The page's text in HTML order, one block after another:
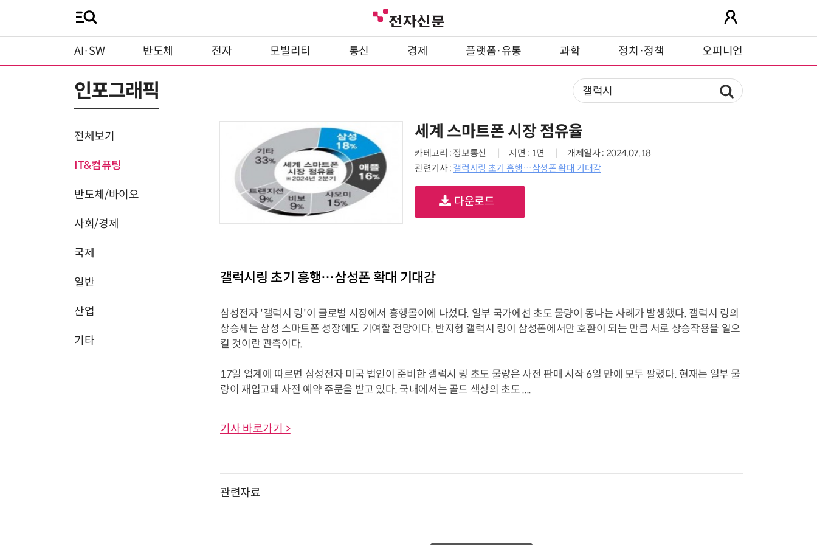
AI·SW 반도체 전자 모빌리티 통신 경제 플랫폼·유통 과학 정치·정책 오피니언
인포그래픽
전체보기
IT&컴퓨팅
반도체/바이오
사회/경제
국제
일반
산업
기타
세계 스마트폰 시장 점유율
카테고리 : 정보통신 지면 : 1면
개제일자 : 2024.07.18
관련기사 : 갤럭시링 초기 흥행…삼성폰 확대 기대감
다운로드
갤럭시링 초기 흥행…삼성폰 확대 기대감
삼성전자 '갤럭시 링'이 글로벌 시장에서 흥행몰이에 나섰다. 일부 국가에선 초도 물량이 동나는 사례가 발생했다. 갤럭시 링의
상승세는 삼성 스마트폰 성장에도 기여할 전망이다. 반지형 갤럭시 링이 삼성폰에서만 호환이 되는 만큼 서로 상승작용을 일으
킬 것이란 관측이다.
17일 업계에 따르면 삼성전자 미국 법인이 준비한 갤럭시 링 초도 물량은 사전 판매 시작 6일 만에 모두 팔렸다. 현재는 일부 물
량이 재입고돼 사전 예약 주문을 받고 있다. 국내에서는 골드 색상의 초도 ....
기사 바로가기 >
관련자료